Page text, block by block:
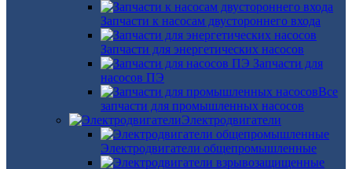
Запчасти к насосам двустороннего входа
Запчасти для энергетических насосов
Запчасти для
насосов ПЭ
Все
запчасти для промышленных насосов
Электродвигатели
Электродвигатели общепромышленные